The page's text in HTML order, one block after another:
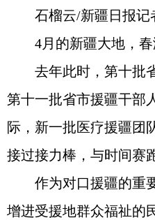
石榴云/新疆日报记
4月的新疆大地，春
去年此时，第十批
第十一批省市援疆干部
际，新一批医疗援疆团
接过接力棒，与时间赛
作为对口援疆的重
增进受援地群众福祉的